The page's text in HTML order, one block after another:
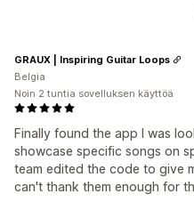
Finally found the app I was
showcase specific songs on
team edited the code to give
can't thank them enough for
GRAUX | Inspiring Guitar Loops
Belgia
Noin 2 tuntia sovelluksen käyttöä